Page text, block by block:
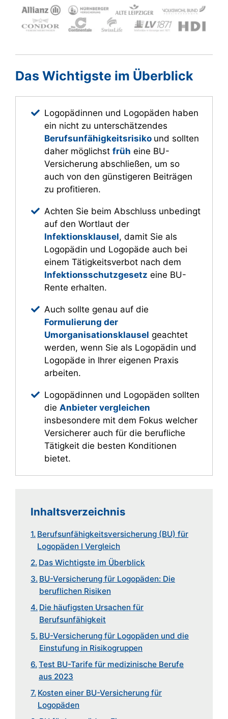
Das Wichtigste im Überblick
Logopädinnen und Logopäden haben
ein nicht zu unterschätzendes
Berufsunfähigkeitsrisiko und sollten
daher möglichstfrüh eine BU-
Versicherung abschließen, um so
auch von den günstigeren Beiträgen
zu profitieren.
Achten Sie beim Abschluss unbedingt
auf den Wortlaut der
Infektionsklausel, damit Sie als
Logopädin und Logopäde auch bei
einem Tätigkeitsverbot nach dem
Infektionsschutzgesetz eine BU-
Rente erhalten.
Auch sollte genau auf die
Formulierung der
Umorganisationsklausel geachtet
werden, wenn Sie als Logopädin und
Logopäde in Ihrer eigenen Praxis
arbeiten.
Logopädinnen und Logopäden sollten
dieAnbieter vergleichen
insbesondere mit dem Fokus welcher
Versicherer auch für die berufliche
Tätigkeit die besten Konditionen
bietet.
Inhaltsverzeichnis
Berufsunfähigkeitsversicherung (BU) für
Logopäden I Vergleich
Das Wichtigste im Überblick
BU-Versicherung für Logopäden: Die
beruflichen Risiken
Die häufigsten Ursachen für
Berufsunfähigkeit
BU-Versicherung für Logopäden und die
Einstufung in Risikogruppen
Test BU-Tarife für medizinische Berufe
aus 2023
Kosten einer BU-Versicherung für
Logopäden